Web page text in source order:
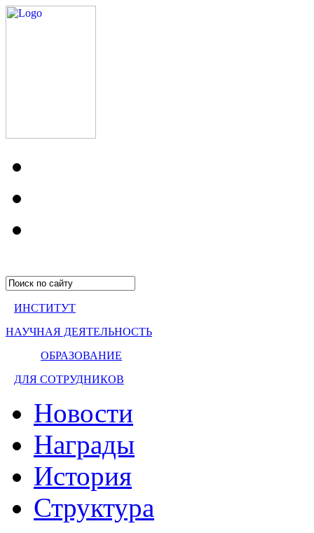
ИНСТИТУТ
НАУЧНАЯ ДЕЯТЕЛЬНОСТЬ
ОБРАЗОВАНИЕ
ДЛЯ СОТРУДНИКОВ
Новости
Награды
История
Структура